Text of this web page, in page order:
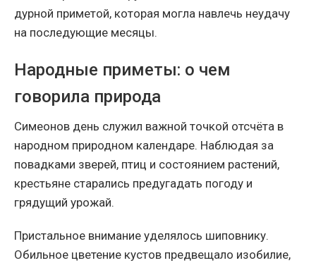
дурной приметой, которая могла навлечь неудачу
на последующие месяцы.
Народные приметы: о чем
говорила природа
Симеонов день служил важной точкой отсчёта в
народном природном календаре. Наблюдая за
повадками зверей, птиц и состоянием растений,
крестьяне старались предугадать погоду и
грядущий урожай.
Пристальное внимание уделялось шиповнику.
Обильное цветение кустов предвещало изобилие,